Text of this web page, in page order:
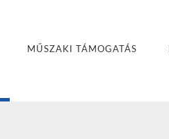
MŰSZAKI TÁMOGATÁS